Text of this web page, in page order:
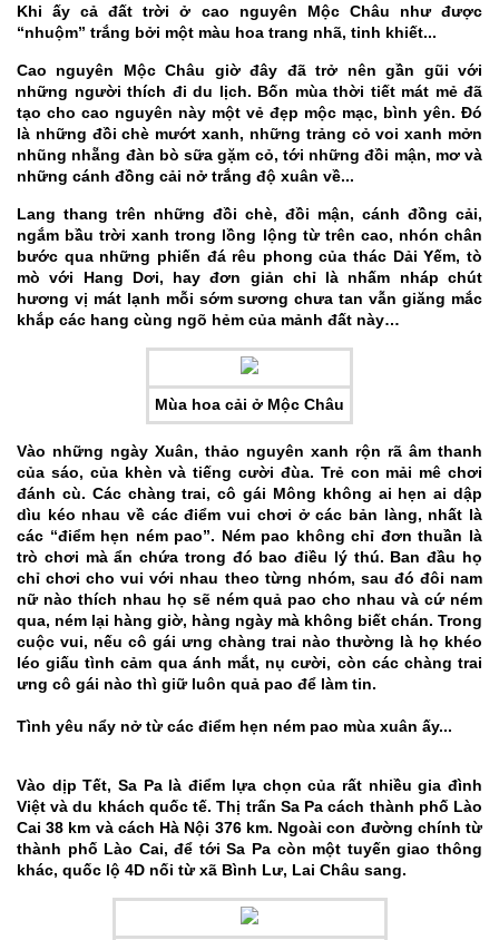
Khi ấy cả đất trời ở cao nguyên Mộc Châu như được
“nhuộm” trắng bởi một màu hoa trang nhã, tinh khiết...
Cao nguyên Mộc Châu giờ đây đã trở nên gần gũi với
những người thích đi du lịch. Bốn mùa thời tiết mát mẻ đã
tạo cho cao nguyên này một vẻ đẹp mộc mạc, bình yên. Đó
là những đồi chè mướt xanh, những trảng cỏ voi xanh mởn
nhũng nhẵng đàn bò sữa gặm cỏ, tới những đồi mận, mơ và
những cánh đồng cải nở trắng độ xuân về...
Lang thang trên những đồi chè, đồi mận, cánh đồng cải,
ngắm bầu trời xanh trong lồng lộng từ trên cao, nhón chân
bước qua những phiến đá rêu phong của thác Dải Yếm, tò
mò với Hang Dơi, hay đơn giản chỉ là nhấm nháp chút
hương vị mát lạnh mỗi sớm sương chưa tan vẫn giăng mắc
khắp các hang cùng ngõ hẻm của mảnh đất này…
Mùa hoa cải ở Mộc Châu
Vào những ngày Xuân, thảo nguyên xanh rộn rã âm thanh
của sáo, của khèn và tiếng cười đùa. Trẻ con mải mê chơi
đánh cù. Các chàng trai, cô gái Mông không ai hẹn ai dập
dìu kéo nhau về các điểm vui chơi ở các bản làng, nhất là
các “điểm hẹn ném pao”. Ném pao không chỉ đơn thuần là
trò chơi mà ẩn chứa trong đó bao điều lý thú. Ban đầu họ
chỉ chơi cho vui với nhau theo từng nhóm, sau đó đôi nam
nữ nào thích nhau họ sẽ ném quả pao cho nhau và cứ ném
qua, ném lại hàng giờ, hàng ngày mà không biết chán. Trong
cuộc vui, nếu cô gái ưng chàng trai nào thường là họ khéo
léo giấu tình cảm qua ánh mắt, nụ cười, còn các chàng trai
ưng cô gái nào thì giữ luôn quả pao để làm tin.
Tình yêu nẩy nở từ các điểm hẹn ném pao mùa xuân ấy...
Vào dịp Tết, Sa Pa là điểm lựa chọn của rất nhiều gia đình
Việt và du khách quốc tế. Thị trấn Sa Pa cách thành phố Lào
Cai 38 km và cách Hà Nội 376 km. Ngoài con đường chính từ
thành phố Lào Cai, để tới Sa Pa còn một tuyến giao thông
khác, quốc lộ 4D nối từ xã Bình Lư, Lai Châu sang.